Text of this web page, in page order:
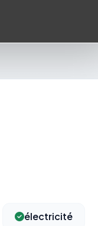
électricité